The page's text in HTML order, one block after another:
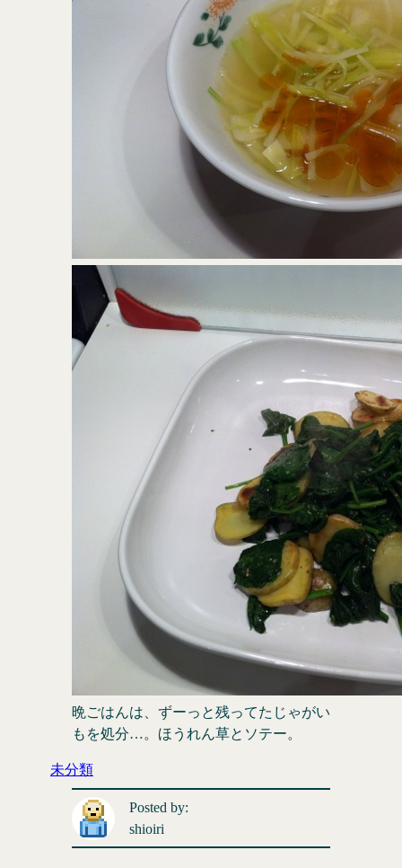
晩ごはんは、ずーっと残ってたじゃがい
もを処分…。ほうれん草とソテー。
未分類
Posted by:
shioiri